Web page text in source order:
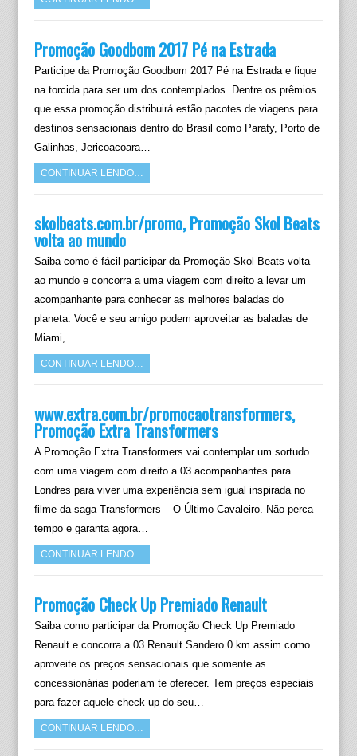
Promoção Goodbom 2017 Pé na Estrada
Participe da Promoção Goodbom 2017 Pé na Estrada e fique
na torcida para ser um dos contemplados. Dentre os prêmios
que essa promoção distribuirá estão pacotes de viagens para
destinos sensacionais dentro do Brasil como Paraty, Porto de
Galinhas, Jericoacoara…
CONTINUAR LENDO…
skolbeats.com.br/promo, Promoção Skol Beats
volta ao mundo
Saiba como é fácil participar da Promoção Skol Beats volta
ao mundo e concorra a uma viagem com direito a levar um
acompanhante para conhecer as melhores baladas do
planeta. Você e seu amigo podem aproveitar as baladas de
Miami,…
CONTINUAR LENDO…
www.extra.com.br/promocaotransformers,
Promoção Extra Transformers
A Promoção Extra Transformers vai contemplar um sortudo
com uma viagem com direito a 03 acompanhantes para
Londres para viver uma experiência sem igual inspirada no
filme da saga Transformers – O Último Cavaleiro. Não perca
tempo e garanta agora…
CONTINUAR LENDO…
Promoção Check Up Premiado Renault
Saiba como participar da Promoção Check Up Premiado
Renault e concorra a 03 Renault Sandero 0 km assim como
aproveite os preços sensacionais que somente as
concessionárias poderiam te oferecer. Tem preços especiais
para fazer aquele check up do seu…
CONTINUAR LENDO…